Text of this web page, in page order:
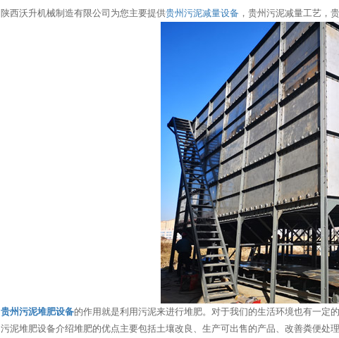
陕西沃升机械制造有限公司为您主要提供贵州污泥减量设备 ，贵州污泥减量工艺，
贵州污泥堆肥设备的作用就是利用污泥来进行堆肥。对于我们的生活环境也有一定
污泥堆肥设备介绍堆肥的优点主要包括土壤改良、生产可出售的产品、改善粪便